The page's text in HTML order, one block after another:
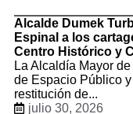
Alcalde Dumek
Espinal a los
Centro Histórico y
La Alcaldía Mayor
de Espacio Público
restitución de...
julio 30, 2026